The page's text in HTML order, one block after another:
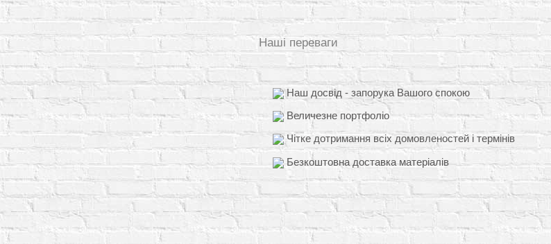
Наші переваги
Наш досвід - запорука Вашого спокою
Величезне портфоліо
Чітке дотримання всіх домовленостей і термінів
Безкоштовна доставка матеріалів